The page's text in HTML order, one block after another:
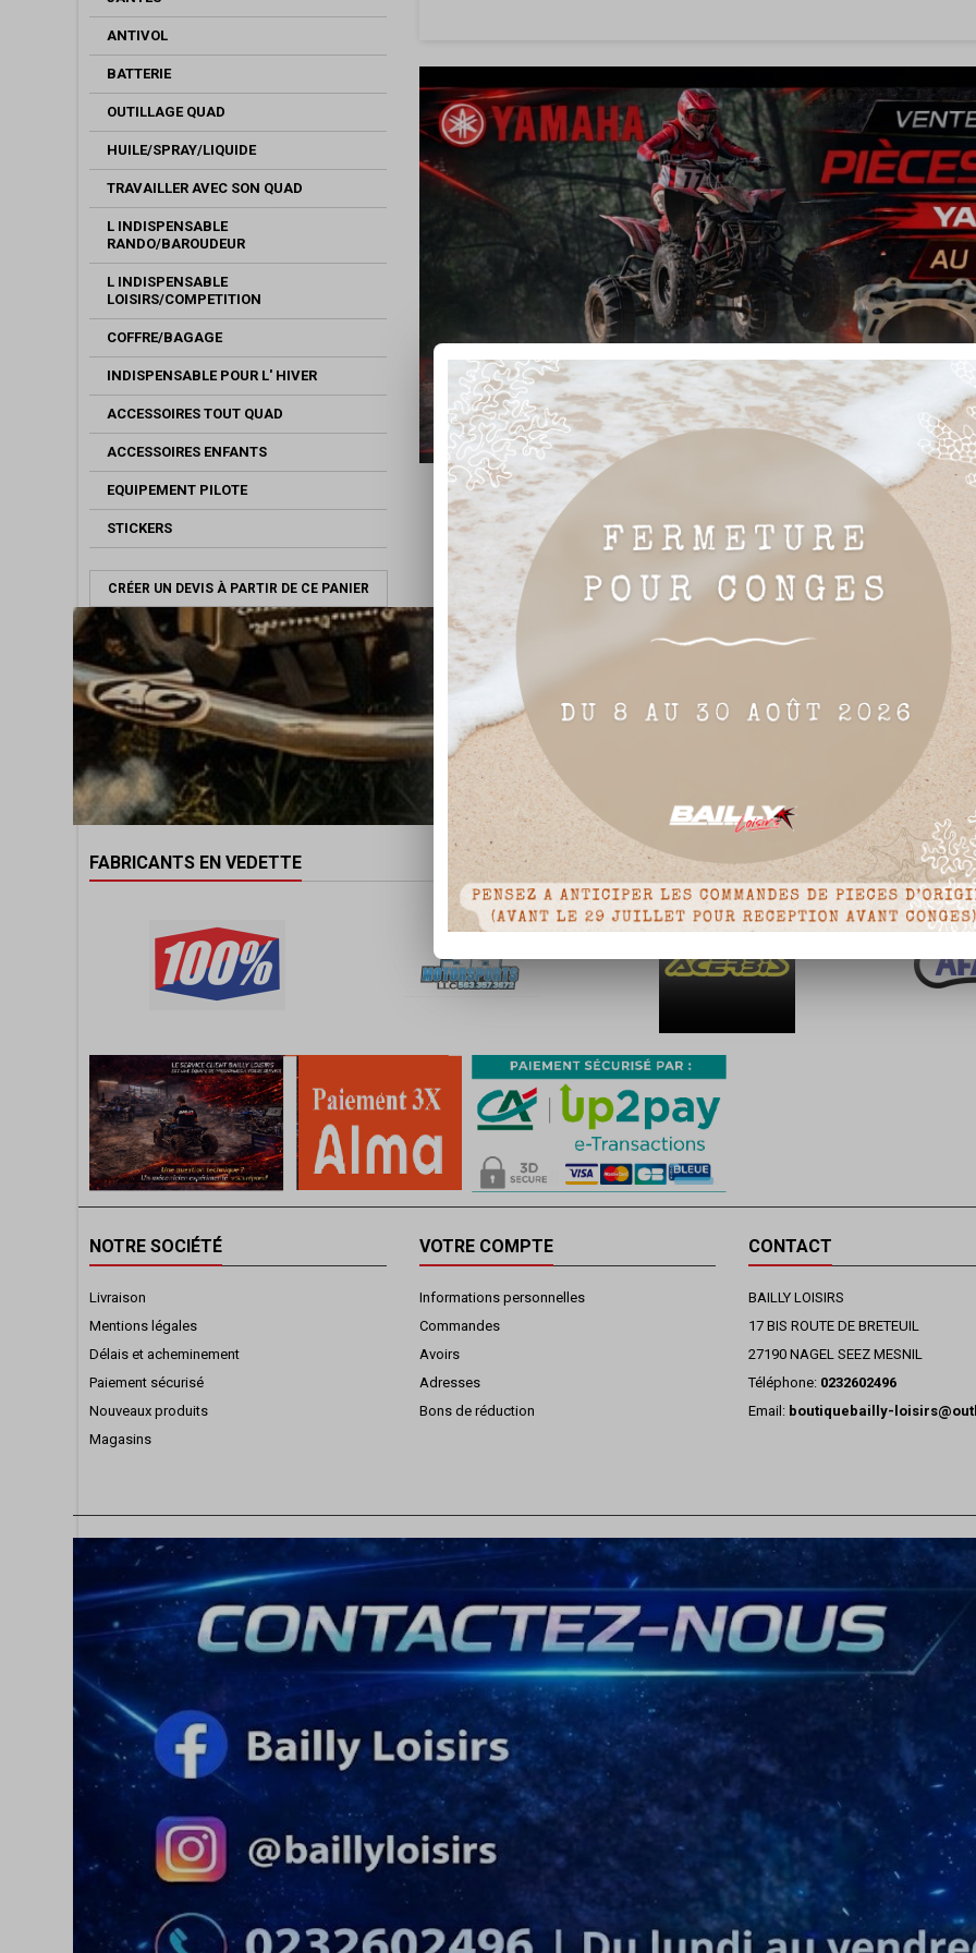
ANTIVOL
BATTERIE
OUTILLAGE QUAD
HUILE/SPRAY/LIQUIDE
TRAVAILLER AVEC SON QUAD
L INDISPENSABLE
RANDO/BAROUDEUR
L INDISPENSABLE
LOISIRS/COMPETITION
COFFRE/BAGAGE
INDISPENSABLE POUR L' HIVER
ACCESSOIRES TOUT QUAD
ACCESSOIRES ENFANTS
EQUIPEMENT PILOTE
STICKERS
CRÉER UN DEVIS À PARTIR DE CE PANIER
FABRICANTS EN VEDETTE
NOTRE SOCIÉTÉ
Livraison
Mentions légales
Délais et acheminement
Paiement sécurisé
Nouveaux produits
Magasins
VOTRE COMPTE
Informations personnelles
Commandes
Avoirs
Adresses
Bons de réduction
CONTACT
BAILLY LOISIRS
17 BIS ROUTE DE BRETEUIL
27190 NAGEL SEEZ MESNIL
Téléphone: 0232602496
Email: boutiquebailly-